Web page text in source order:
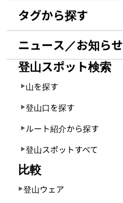
タグから探す
ニュース／お知らせ
登山スポット検索
山を探す
登山口を探す
ルート紹介から探す
登山スポットすべて
比較
登山ウェア